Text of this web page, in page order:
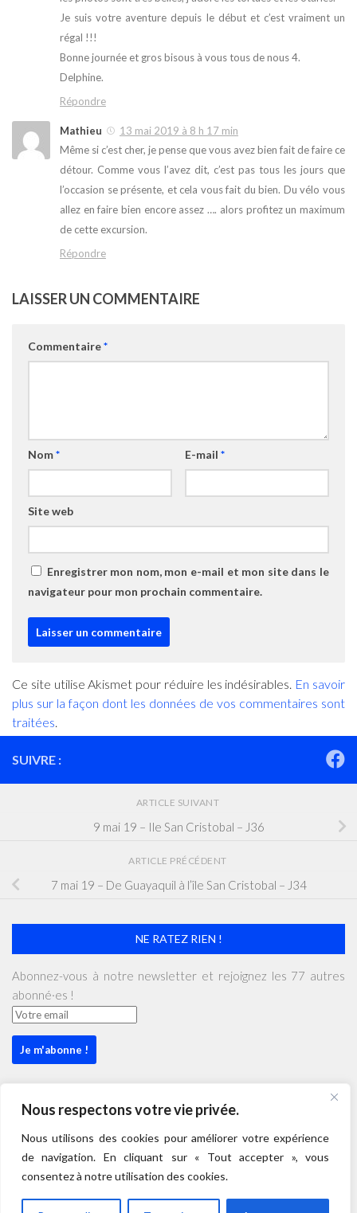
Nous respectons votre vie privée.
Nous utilisons des cookies pour améliorer votre expérience
de navigation. En cliquant sur « Tout accepter », vous
consentez à notre utilisation des cookies.
Je suis votre aventure depuis le début et c’est vraiment un
régal !!!
Bonne journée et gros bisous à vous tous de nous 4.
Delphine.
Répondre
Mathieu
13 mai 2019 à 8 h 17 min
Même si c’est cher, je pense que vous avez bien fait de faire ce
détour. Comme vous l’avez dit, c’est pas tous les jours que
l’occasion se présente, et cela vous fait du bien. Du vélo vous
allez en faire bien encore assez …. alors profitez un maximum
de cette excursion.
Répondre
LAISSER UN COMMENTAIRE
Commentaire*
Nom* E-mail *
Site web
Enregistrer mon nom, mon e-mail et mon site dans le
navigateur pour mon prochain commentaire.
Ce site utilise Akismet pour réduire les indésirables. En savoir
plus sur la façon dont les données de vos commentaires sont
traitées.
SUIVRE :
ARTICLE SUIVANT
9 mai 19 – Ile San Cristobal – J36
ARTICLE PRÉCÉDENT
7 mai 19 – De Guayaquil à l’île San Cristobal – J34
NE RATEZ RIEN !
Abonnez-vous à notre newsletter et rejoignez les 77 autres
abonné·es !
L
M M J V S
D
1
2 3